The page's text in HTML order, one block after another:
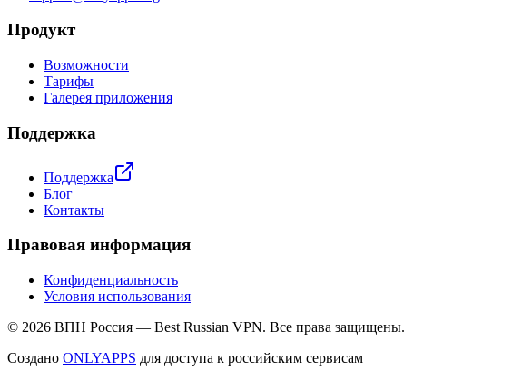
Продукт
Возможности
Тарифы
Галерея приложения
Поддержка
Поддержка
Блог
Контакты
Правовая информация
Конфиденциальность
Условия использования
© 2026 ВПН Россия — Best Russian VPN. Все права защищены.
Создано ONLYAPPS для доступа к российским сервисам